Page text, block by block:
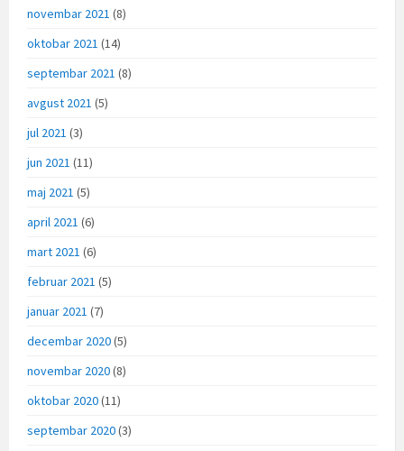
novembar 2021 (8)
oktobar 2021 (14)
septembar 2021 (8)
avgust 2021 (5)
jul 2021 (3)
jun 2021 (11)
maj 2021 (5)
april 2021 (6)
mart 2021 (6)
februar 2021 (5)
januar 2021 (7)
decembar 2020(5)
novembar 2020(8)
oktobar 2020(11)
septembar 2020(3)